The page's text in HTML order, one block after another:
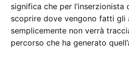
significa che per
scoprire dove vengono fatti gli
semplicemente non verrà
percorso che ha generato